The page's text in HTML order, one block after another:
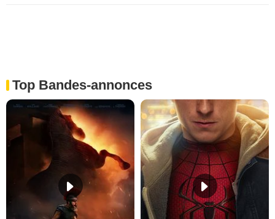
Top Bandes-annonces